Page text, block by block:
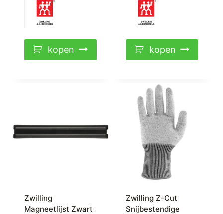
kopen kopen
Zwilling
Magneetlijst Zwart
Zwilling Z-Cut
Snijbestendige